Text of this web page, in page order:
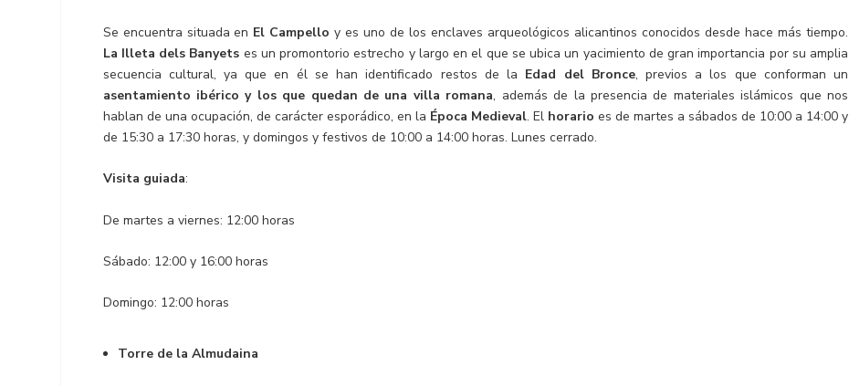
Se encuentra situada en El Campello y es uno de los enclaves arqueológicos alicantinos conocidos desde hace más tiempo.
La Illeta dels Banyets es un promontorio estrecho y largo en el que se ubica un yacimiento de gran importancia por su amplia
secuencia cultural, ya que en él se han identificado restos de la Edad del Bronce, previos a los que conforman un
asentamiento ibérico y los que quedan de una villa romana, además de la presencia de materiales islámicos que nos
hablan de una ocupación, de carácter esporádico, en la Época Medieval. El horario es de martes a sábados de 10:00 a 14:00 y
de 15:30 a 17:30 horas, y domingos y festivos de 10:00 a 14:00 horas. Lunes cerrado.
Visita guiada:
De martes a viernes: 12:00 horas
Sábado: 12:00 y 16:00 horas
Domingo: 12:00 horas
Torre de la Almudaina